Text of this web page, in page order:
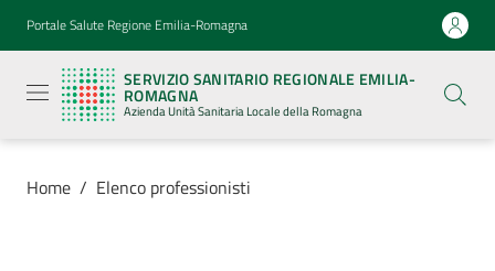
Vai al contenuto
Vai alla navigazione
Vai al footer
Portale Salute Regione Emilia-Romagna
SERVIZIO SANITARIO REGIONALE EMILIA-
ROMAGNA
Azienda Unità Sanitaria Locale della Romagna
Sanitario
Regionale
Emilia-
Romagna
Azienda
Sanitaria
Locale della
Home / Elenco professionisti